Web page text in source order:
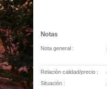
Notas
Nota general :
Relación calidad/precio :
Situación :